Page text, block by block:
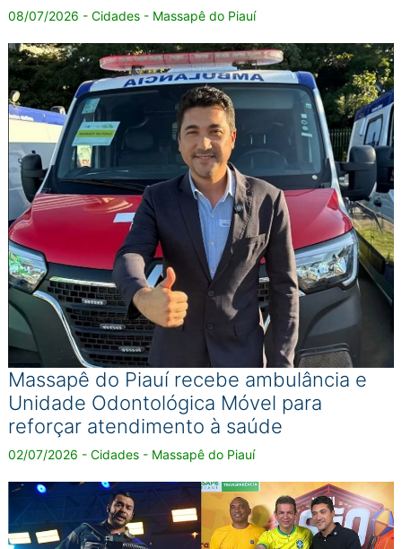
08/07/2026 - Cidades - Massapê do Piauí
Massapê do Piauí recebe ambulância e
Unidade Odontológica Móvel para
reforçar atendimento à saúde
02/07/2026 - Cidades - Massapê do Piauí